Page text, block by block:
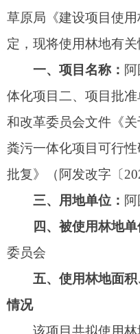
批复》（阿发改字〔2024〕
三、用地单位：阿图什
五、使用林地面积、
情况
该项目共拟使用林地
具体使用林地情况如下
（2）按地类统计，包
其他林地0.0418公顷；
（3）按林地权属统计
营管理权属单位为阿图什市